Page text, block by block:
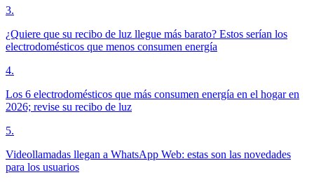
3.
¿Quiere que su recibo de luz llegue más barato? Estos serían los
electrodomésticos que menos consumen energía
4.
Los 6 electrodomésticos que más consumen energía en el hogar en
2026; revise su recibo de luz
5.
Videollamadas llegan a WhatsApp Web: estas son las novedades
para los usuarios